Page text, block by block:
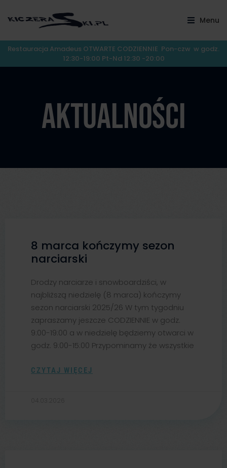
Menu
Restauracja Amadeus OTWARTE CODZIENNIE Pon-czw w godz.
12:30-19:00 Pt-Nd 12:30 -20:00
Aktualności
8 marca kończymy sezon
narciarski
Drodzy narciarze i snowboardziści, w
najbliższą niedzielę (8 marca) kończymy
sezon narciarski 2025/26 W tym tygodniu
zapraszamy jeszcze CODZIENNIE w godz.
9:00-19:00 a w niedzielę będziemy otwarci w
godz. 9:00-15:00 Przypominamy że wszystkie
CZYTAJ WIĘCEJ